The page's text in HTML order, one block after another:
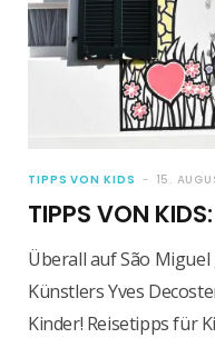
TIPPS VON KIDS 15.
TIPPS VON
Überall auf São
Künstlers Yves
Kinder! Reisetipps für